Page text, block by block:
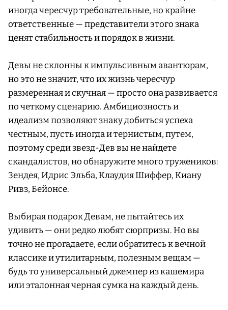
иногда чересчур требовательные, но крайне
ответственные — представители этого знака
ценят стабильность и порядок в жизни.
Девы не склонны к импульсивным авантюрам,
но это не значит, что их жизнь чересчур
размеренная и скучная — просто она развивается
по четкому сценарию. Амбициозность и
идеализм позволяют знаку добиться успеха
честным, пусть иногда и тернистым, путем,
поэтому среди звезд-Дев вы не найдете
скандалистов, но обнаружите много тружеников:
Зендея, Идрис Эльба, Клаудия Шиффер, Киану
Ривз, Бейонсе.
Выбирая подарок Девам, не пытайтесь их
удивить — они редко любят сюрпризы. Но вы
точно не прогадаете, если обратитесь к вечной
классике и утилитарным, полезным вещам —
будь то универсальный джемпер из кашемира
или эталонная черная сумка на каждый день.